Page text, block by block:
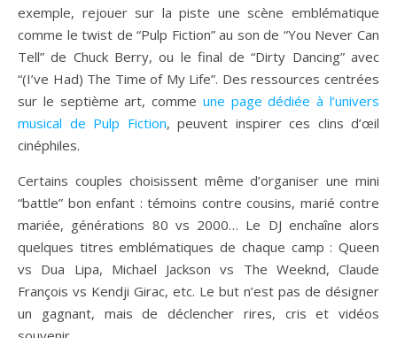
exemple, rejouer sur la piste une scène emblématique
comme le twist de “Pulp Fiction” au son de “You Never Can
Tell” de Chuck Berry, ou le final de “Dirty Dancing” avec
“(I’ve Had) The Time of My Life”. Des ressources centrées
sur le septième art, comme une page dédiée à l’univers
musical de Pulp Fiction, peuvent inspirer ces clins d’œil
cinéphiles.
Certains couples choisissent même d’organiser une mini
“battle” bon enfant : témoins contre cousins, marié contre
mariée, générations 80 vs 2000… Le DJ enchaîne alors
quelques titres emblématiques de chaque camp : Queen
vs Dua Lipa, Michael Jackson vs The Weeknd, Claude
François vs Kendji Girac, etc. Le but n’est pas de désigner
un gagnant, mais de déclencher rires, cris et vidéos